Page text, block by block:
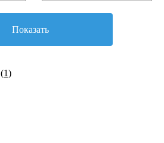
Показать
(1)